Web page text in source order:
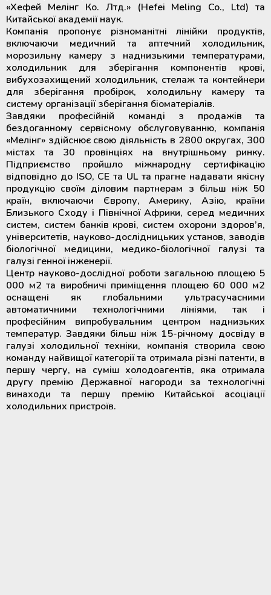
«Хефей Мелінг Ко. Лтд.» (Hefei Meling Co., Ltd) та
Китайської академії наук.
Компанія пропонує різноманітні лінійки продуктів,
включаючи медичний та аптечний холодильник,
морозильну камеру з наднизькими температурами,
холодильник для зберігання компонентів крові,
вибухозахищений холодильник, стелаж та контейнери
для зберігання пробірок, холодильну камеру та
систему організації зберігання біоматеріалів.
Завдяки професійній команді з продажів та
бездоганному сервісному обслуговуванню, компанія
«Мелінг» здійснює свою діяльність в 2800 округах, 300
містах та 30 провінціях на внутрішньому ринку.
Підприємство пройшло міжнародну сертифікацію
відповідно до ISO, CE та UL та прагне надавати якісну
продукцію своїм діловим партнерам з більш ніж 50
країн, включаючи Європу, Америку, Азію, країни
Близького Сходу і Північної Африки, серед медичних
систем, систем банків крові, систем охорони здоров’я,
університетів, науково-дослідницьких установ, заводів
біологічної медицини, медико-біологічної галузі та
галузі генної інженерії.
Центр науково-дослідної роботи загальною площею 5
000 м2 та виробничі приміщення площею 60 000 м2
оснащені як глобальними ультрасучасними
автоматичними технологічними лініями, так і
професійним випробувальним центром наднизьких
температур. Завдяки більш ніж 15-річному досвіду в
галузі холодильної техніки, компанія створила свою
команду найвищої категорії та отримала різні патенти, в
першу чергу, на суміш холодоагентів, яка отримала
другу премію Державної нагороди за технологічні
винаходи та першу премію Китайської асоціації
холодильних пристроїв.